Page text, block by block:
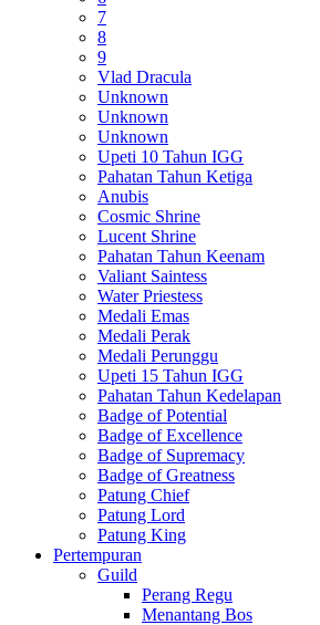
7
8
9
Vlad Dracula
Unknown
Unknown
Unknown
Upeti 10 Tahun IGG
Pahatan Tahun Ketiga
Anubis
Cosmic Shrine
Lucent Shrine
Pahatan Tahun Keenam
Valiant Saintess
Water Priestess
Medali Emas
Medali Perak
Medali Perunggu
Upeti 15 Tahun IGG
Pahatan Tahun Kedelapan
Badge of Potential
Badge of Excellence
Badge of Supremacy
Badge of Greatness
Patung Chief
Patung Lord
Patung King
Pertempuran
Guild
Perang Regu
Menantang Bos